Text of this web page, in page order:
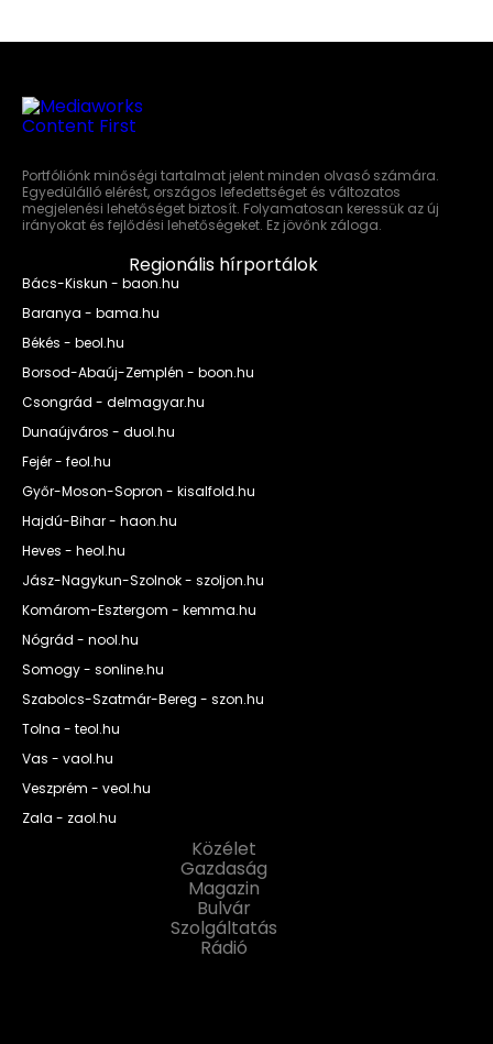
Portfóliónk minőségi tartalmat jelent minden olvasó számára.
Egyedülálló elérést, országos lefedettséget és változatos
megjelenési lehetőséget biztosít. Folyamatosan keressük az új
irányokat és fejlődési lehetőségeket. Ez jövőnk záloga.
Regionális hírportálok
Bács-Kiskun - baon.hu
Baranya - bama.hu
Békés - beol.hu
Borsod-Abaúj-Zemplén - boon.hu
Csongrád - delmagyar.hu
Dunaújváros - duol.hu
Fejér - feol.hu
Győr-Moson-Sopron - kisalfold.hu
Hajdú-Bihar - haon.hu
Heves - heol.hu
Jász-Nagykun-Szolnok - szoljon.hu
Komárom-Esztergom - kemma.hu
Nógrád - nool.hu
Somogy - sonline.hu
Szabolcs-Szatmár-Bereg - szon.hu
Tolna - teol.hu
Vas - vaol.hu
Veszprém - veol.hu
Zala - zaol.hu
Közélet
Gazdaság
Magazin
Bulvár
Szolgáltatás
Rádió